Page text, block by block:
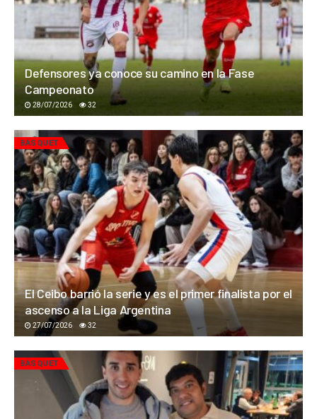
Defensores ya conoce su camino en la Fase
Campeonato
28/07/2026 32
BÁSQUET
El Ceibo barrió la serie y es el primer finalista por el
ascenso a la Liga Argentina
27/07/2026 32
BÁSQUET